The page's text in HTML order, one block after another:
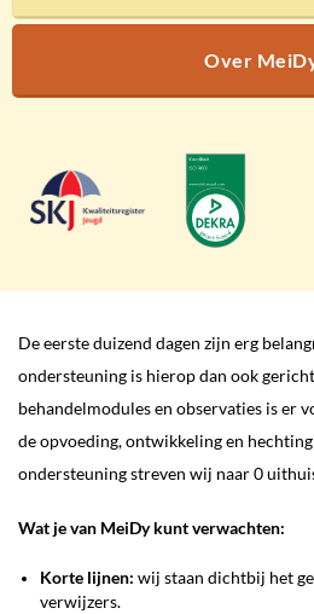
Over
De eerste duizend dagen zijn erg
ondersteuning is hierop dan ook
behandelmodules en observaties is er
de opvoeding, ontwikkeling en
ondersteuning streven wij naar 0
Wat je van MeiDy kunt verwachten:
Korte lijnen: wij staan dichtbij het
verwijzers.